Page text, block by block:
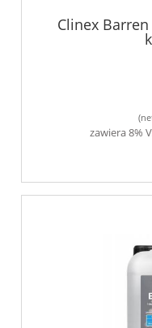
Clinex
zawiera 8%